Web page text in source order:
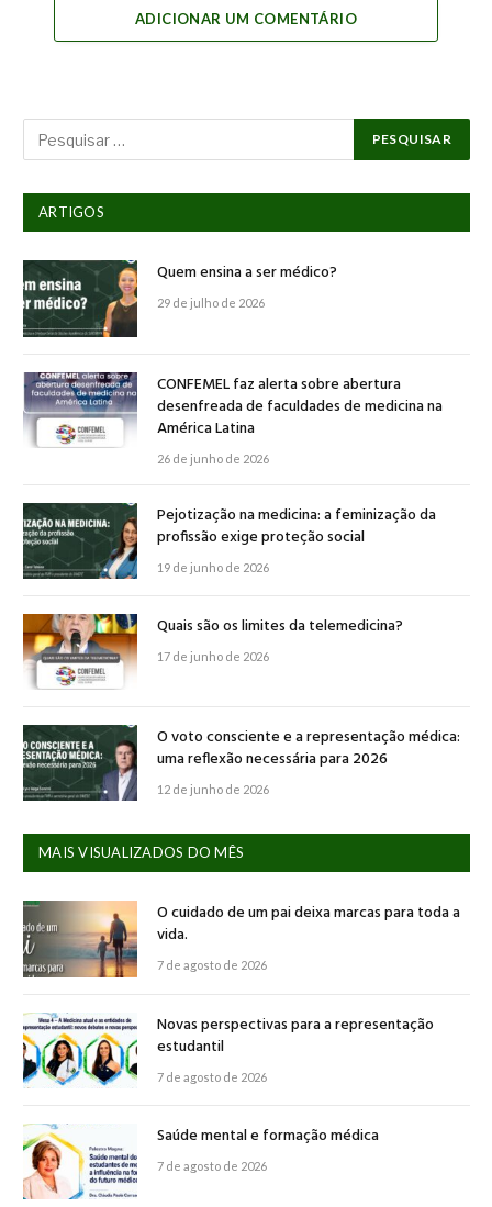
ADICIONAR UM COMENTÁRIO
ARTIGOS
Quem ensina a ser médico?
29 de julho de 2026
CONFEMEL faz alerta sobre abertura
desenfreada de faculdades de medicina na
América Latina
26 de junho de 2026
Pejotização na medicina: a feminização da
profissão exige proteção social
19 de junho de 2026
Quais são os limites da telemedicina?
17 de junho de 2026
O voto consciente e a representação médica:
uma reflexão necessária para 2026
12 de junho de 2026
MAIS VISUALIZADOS DO MÊS
O cuidado de um pai deixa marcas para toda a
vida.
7 de agosto de 2026
Novas perspectivas para a representação
estudantil
7 de agosto de 2026
Saúde mental e formação médica
7 de agosto de 2026